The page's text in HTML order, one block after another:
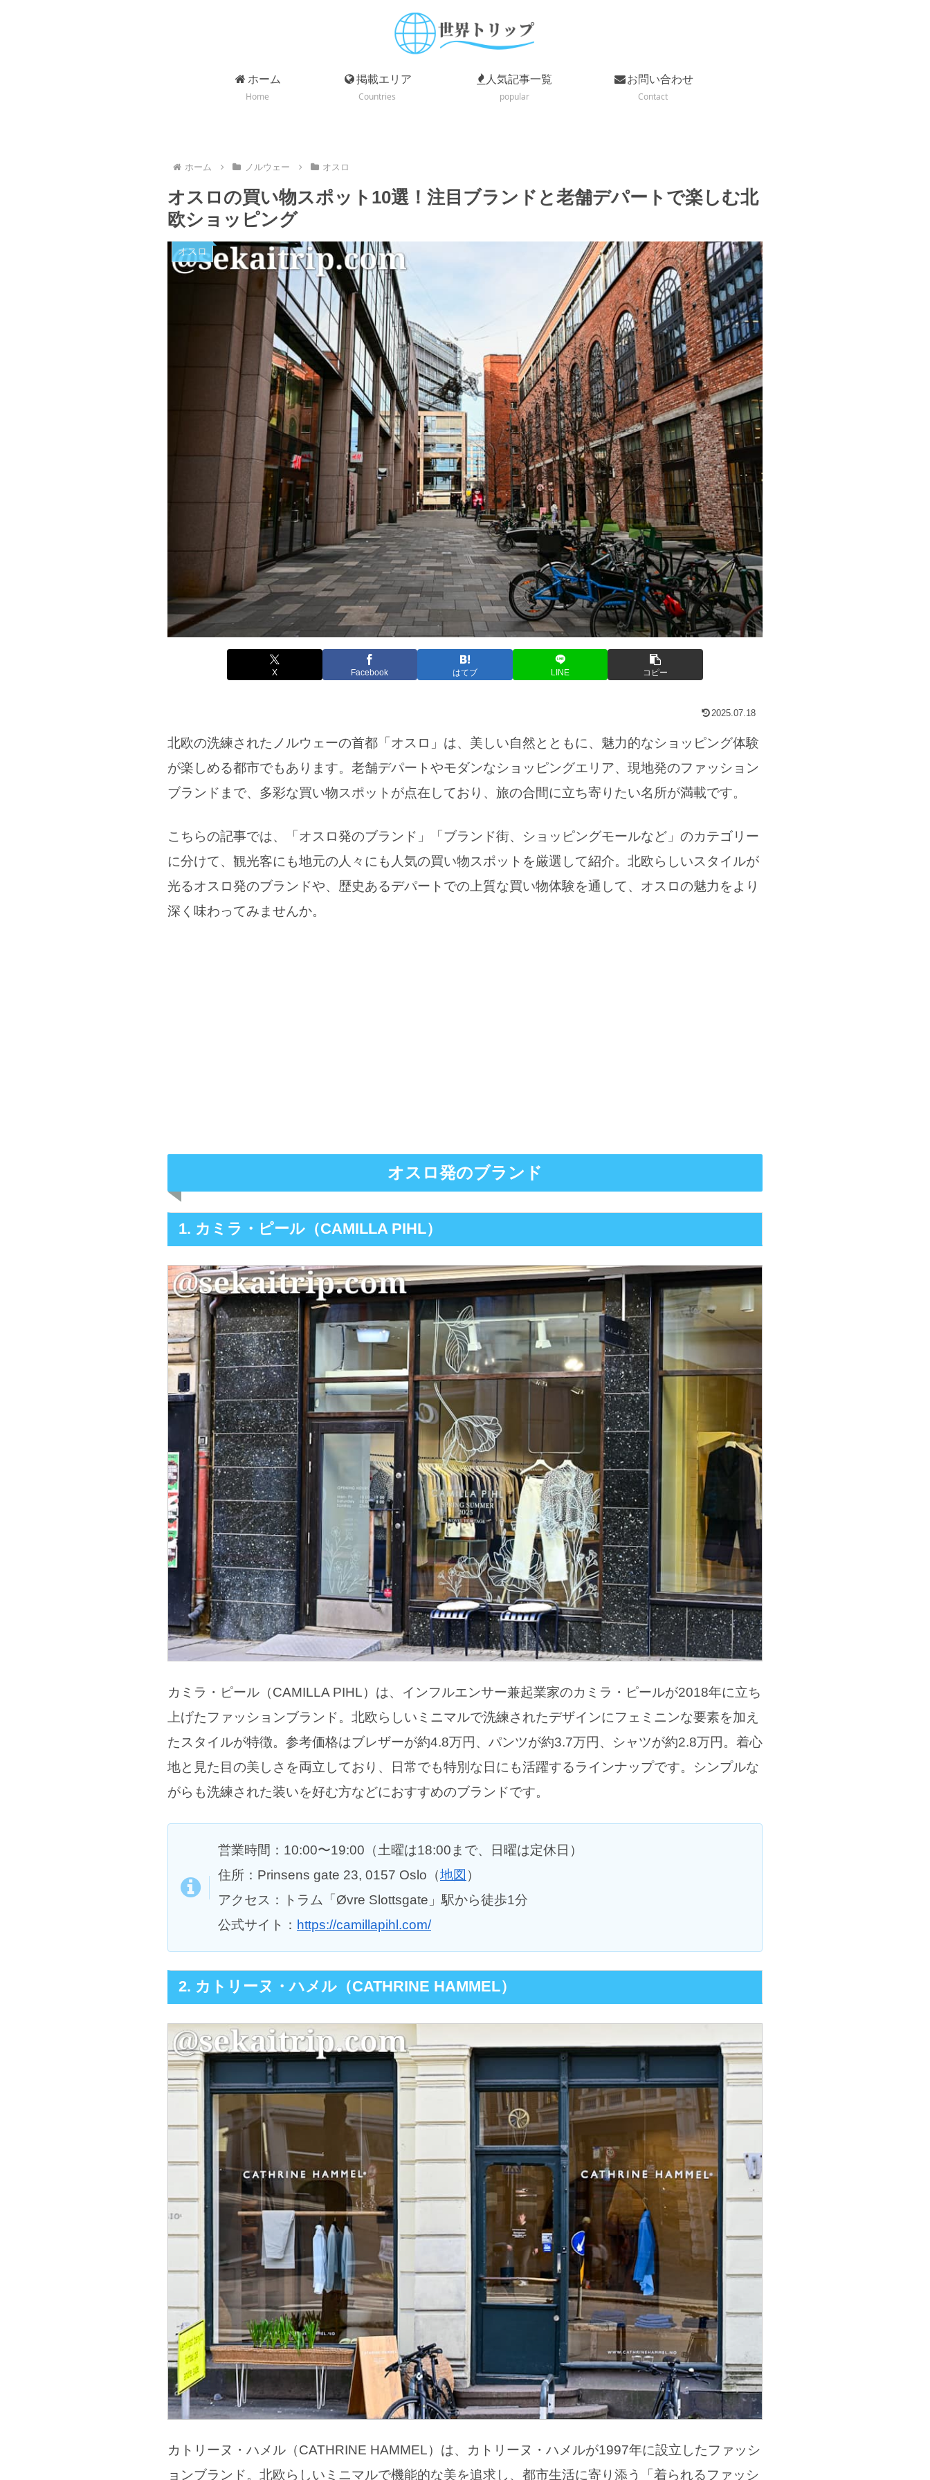
ホーム
Home
掲載エリア
Countries
人気記事一覧
popular
お問い合わせ
Contact
ホーム ノルウェー オスロ
オスロの買い物スポット10選！注目ブランドと老舗デパートで楽しむ北
欧ショッピング
オスロ
X Facebook はてブ LINE コピー
2025.07.18
北欧の洗練されたノルウェーの首都「オスロ」は、美しい自然とともに、魅力的なショッピング体験
が楽しめる都市でもあります。老舗デパートやモダンなショッピングエリア、現地発のファッション
ブランドまで、多彩な買い物スポットが点在しており、旅の合間に立ち寄りたい名所が満載です。
こちらの記事では、「オスロ発のブランド」「ブランド街、ショッピングモールなど」のカテゴリー
に分けて、観光客にも地元の人々にも人気の買い物スポットを厳選して紹介。北欧らしいスタイルが
光るオスロ発のブランドや、歴史あるデパートでの上質な買い物体験を通して、オスロの魅力をより
深く味わってみませんか。
オスロ発のブランド
1. カミラ・ピール（CAMILLA PIHL）
カミラ・ピール（CAMILLA PIHL）は、インフルエンサー兼起業家のカミラ・ピールが2018年に立ち
上げたファッションブランド。北欧らしいミニマルで洗練されたデザインにフェミニンな要素を加え
たスタイルが特徴。参考価格はブレザーが約4.8万円、パンツが約3.7万円、シャツが約2.8万円。着心
地と見た目の美しさを両立しており、日常でも特別な日にも活躍するラインナップです。シンプルな
がらも洗練された装いを好む方などにおすすめのブランドです。
営業時間：10:00〜19:00（土曜は18:00まで、日曜は定休日）
住所：Prinsens gate 23, 0157 Oslo（地図 ）
アクセス：トラム「Øvre Slottsgate」駅から徒歩1分
公式サイト： https://camillapihl.com/
2. カトリーヌ・ハメル（CATHRINE HAMMEL）
カトリーヌ・ハメル（CATHRINE HAMMEL）は、カトリーヌ・ハメルが1997年に設立したファッシ
ョンブランド。北欧らしいミニマルで機能的な美を追求し、都市生活に寄り添う「着られるファッシ